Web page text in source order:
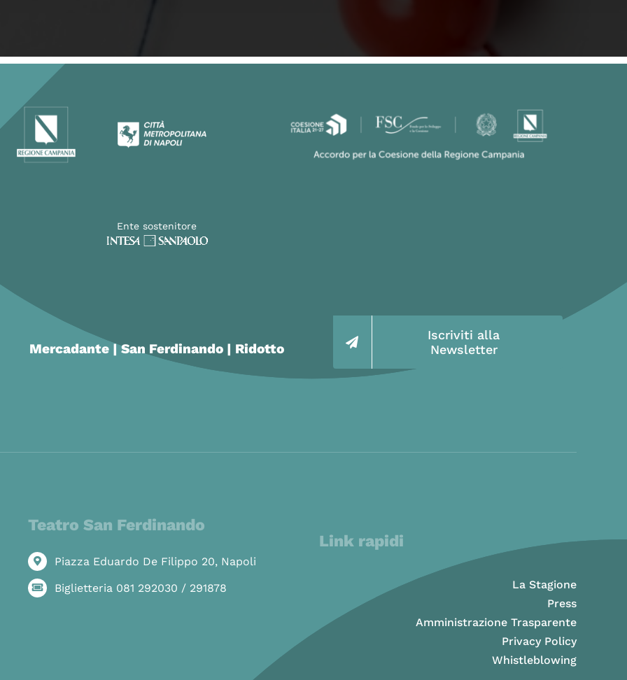
Ente sostenitore
Mercadante | San Ferdinando | Ridotto
Iscriviti alla
Newsletter
Teatro San Ferdinando
Piazza Eduardo De Filippo 20, Napoli
Biglietteria 081 292030 / 291878
Link rapidi
La Stagione
Press
Amministrazione Trasparente
Privacy Policy
Whistleblowing